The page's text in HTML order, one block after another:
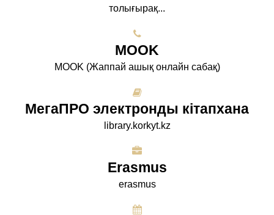
толығырақ...
МООK
МООK (Жаппай ашық онлайн сабақ)
МегаПРО электронды кітапхана
library.korkyt.kz
Erasmus
erasmus